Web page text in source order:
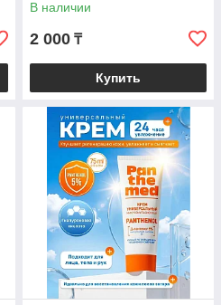
В наличии
2 000 ₸
Купить